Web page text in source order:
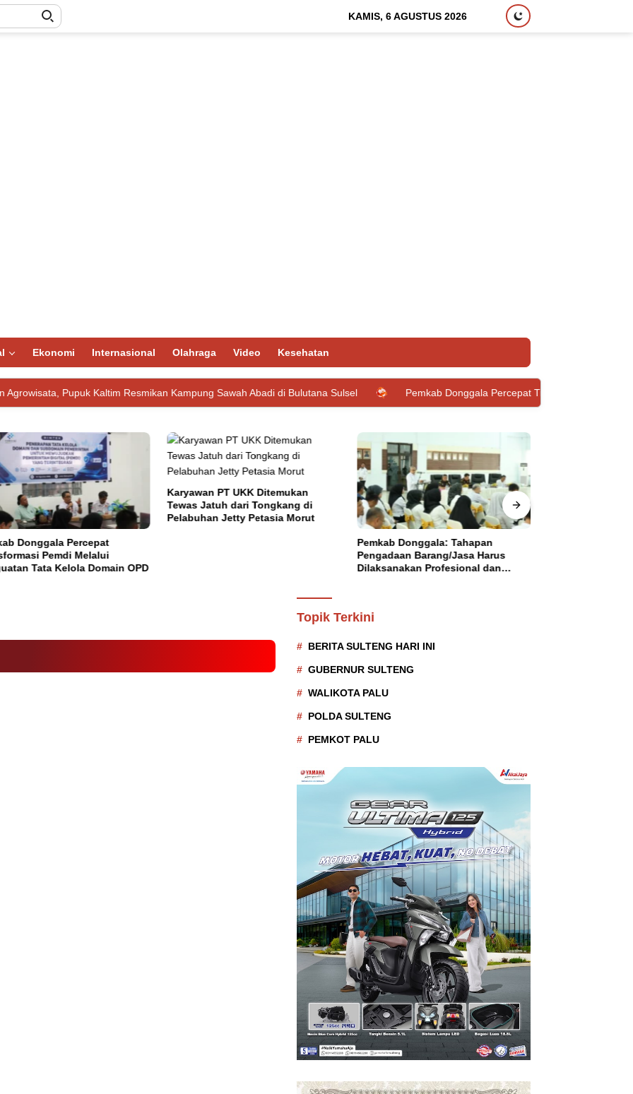
KAMIS, 6 AGUSTUS 2026
Ekonomi Internasional Olahraga Video Kesehatan
Kaltim Resmikan Kampung Sawah Abadi di Bulutana Sulsel Pemkab Donggala Percepat Transformasi Pemdi Melalui Penguatan
Donggala Percepat
Pemdi Melalui
Tata Kelola Domain OPD
Karyawan PT UKK Ditemukan
Tewas Jatuh dari Tongkang di
Pelabuhan Jetty Petasia Morut
Pemkab Donggala: Tahapan
Pengadaan Barang/Jasa Harus
Dilaksanakan Profesional dan
Topik Terkini
BERITA SULTENG HARI INI
GUBERNUR SULTENG
WALIKOTA PALU
POLDA SULTENG
PEMKOT PALU